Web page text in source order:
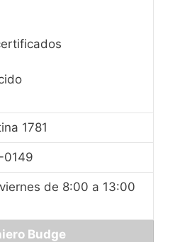
1781
0149
de 8:00 a 13:00
Budge